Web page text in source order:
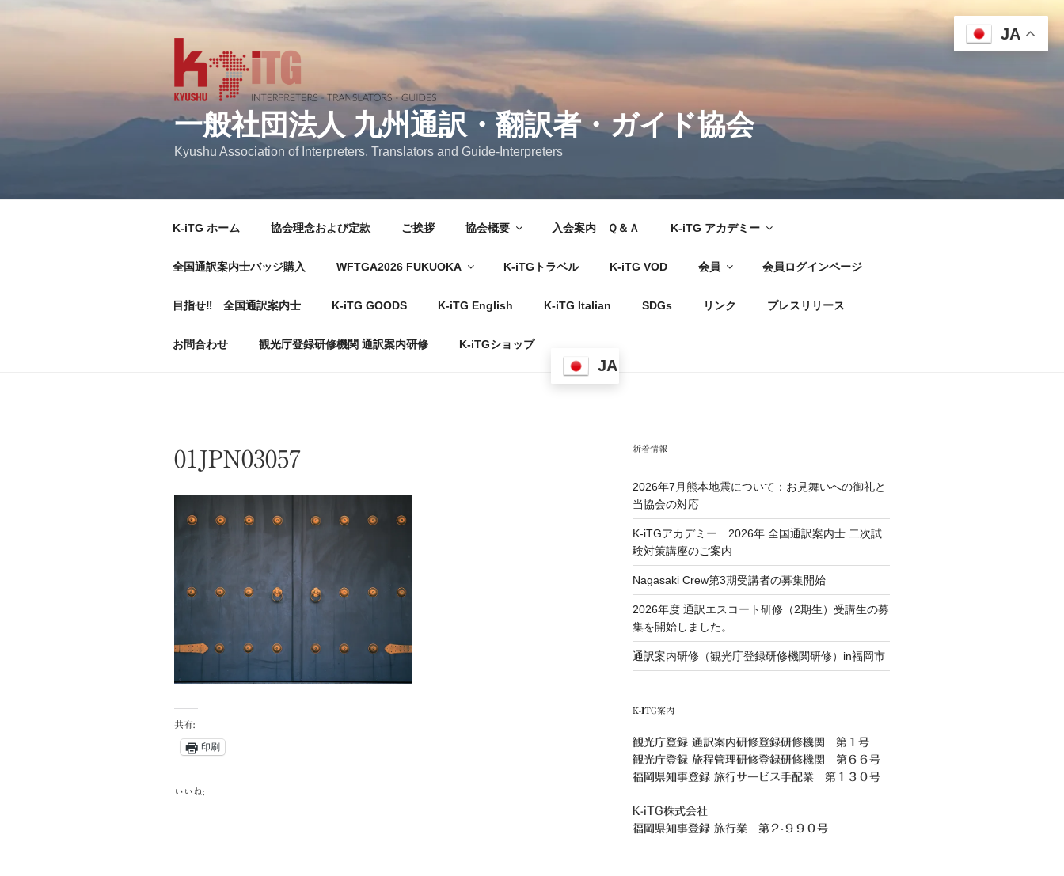
一般社団法人 九州通訳・翻訳者・ガイド協会
Kyushu Association of Interpreters, Translators and Guide-Interpreters
K-iTG ホーム 協会理念および定款 ご挨拶 協会概要 入会案内 Ｑ＆Ａ K-iTG アカデミー
全国通訳案内士バッジ購入 WFTGA2026 FUKUOKA K-iTGトラベル K-iTG VOD 会員 会員ログインページ
目指せ‼ 全国通訳案内士 K-iTG GOODS K-iTG English K-iTG Italian SDGs リンク プレスリリース
お問合わせ 観光庁登録研修機関 通訳案内研修 K-iTGショップ
JA
01JPN03057
共有:
印刷
いいね:
新着情報
2026年7月熊本地震について：お見舞いへの御礼と
当協会の対応
K-iTGアカデミー 2026年 全国通訳案内士 二次試
験対策講座のご案内
Nagasaki Crew第3期受講者の募集開始
2026年度 通訳エスコート研修（2期生）受講生の募
集を開始しました。
通訳案内研修（観光庁登録研修機関研修）in福岡市
K-ITG案内
観光庁登録 通訳案内研修登録研修機関 第１号
観光庁登録 旅程管理研修登録研修機関 第６６号
福岡県知事登録 旅行サービス手配業 第１３０号
K-iTG株式会社
福岡県知事登録 旅行業 第２-９９０号
JA